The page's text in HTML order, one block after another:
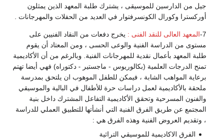
جيل من الدارسين للموسيقى ، يشترك طلبة المعهد الذين يمثلون
أوركسترا وكورال الكونسرفتوار في العديد من الحفلات والمهرجانات .
7- المعهد العالى للنقد الفنى : يخرج دفعات من النقاد الفنيين على
مستوى من الدراسة الفنية والوعى الحسى ، ومن المعتاد أن يقوم
طلبة المعهد بأعمال نقدية للمهرجانات الفنية. وبالرغم من أن الأكاديمية
تمنح الدرجات العلمية (بكالوريوس - ماجستير - دكتوراه) فهي أيضا تهتم
برعاية المواهب الشابة ، فيمكن للطفل الموهوب ان يلتحق بمدرسة
ملحقة بالأكاديمية لعمل دراسات حرة للأطفال في البالية والموسيقي
والفنون المسرحية وتحقق الأكاديمية التفاعل المشترك داخل بنية
المجتمع عن طريق الفرق الفنية التي أنشأتها للتطبيق العملي للدراسة
، وتقديم العروض الفنية وهذه الفرق هي :
الفرق الاكاديمية للموسيقي التراثية